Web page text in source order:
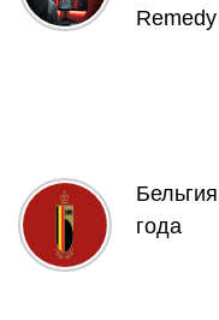
Remedy
года